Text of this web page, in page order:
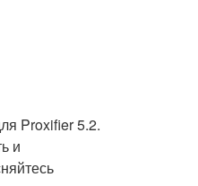
Proxifier 5.2.
и